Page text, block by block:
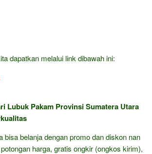
dapatkan melalui link dibawah ini:
Lubuk Pakam Provinsi Sumatera Utara
bisa belanja dengan promo dan diskon nan
harga, gratis ongkir (ongkos kirim),